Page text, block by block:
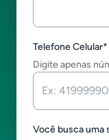
Telefone Celular*
Digite apenas
Você busca uma